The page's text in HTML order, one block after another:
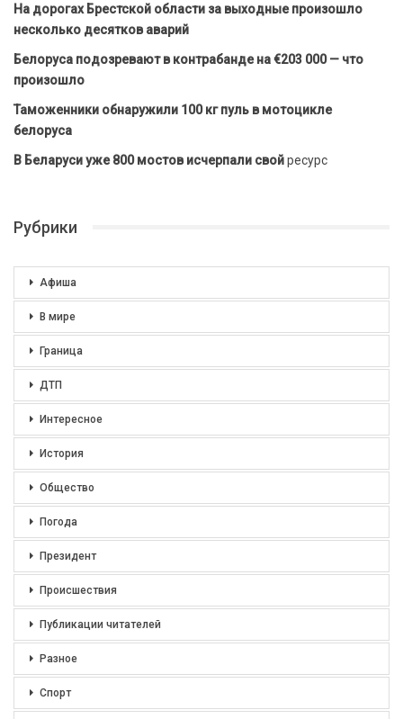
На дорогах Брестской области за выходные произошло
несколько десятков аварий
Белоруса подозревают в контрабанде на €203 000 — что
произошло
Таможенники обнаружили 100 кг пуль в мотоцикле
белоруса
В Беларуси уже 800 мостов исчерпали свойресурс
Рубрики
Афиша
В мире
Граница
ДТП
Интересное
История
Общество
Погода
Президент
Происшествия
Публикации читателей
Разное
Спорт